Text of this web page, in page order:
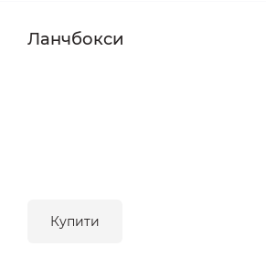
Ланчбокси
Купити